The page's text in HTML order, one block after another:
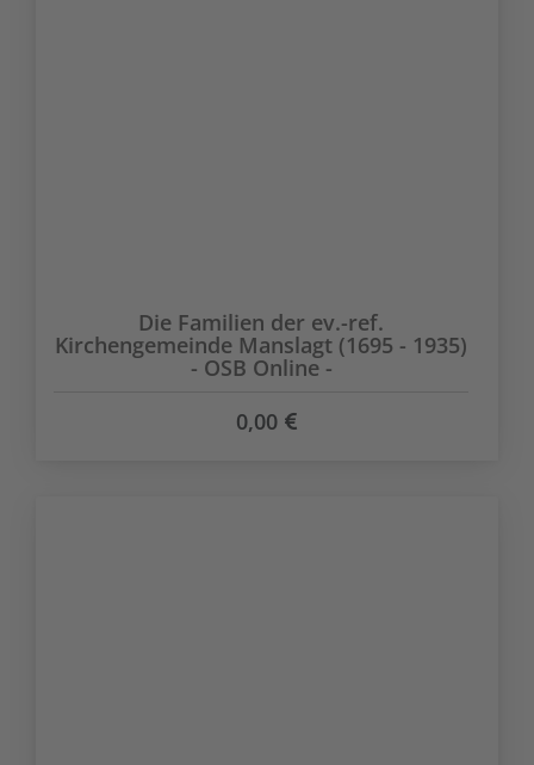
Die Familien der ev.-ref.
Kirchengemeinde Manslagt (1695 - 1935)
- OSB Online -
0,00